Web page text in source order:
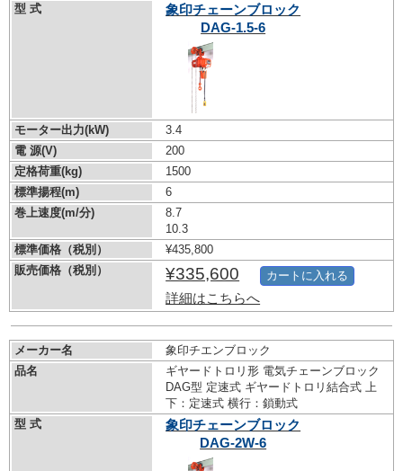
型 式
象印チェーンブロック
DAG-1.5-6
モーター出力(kW)
3.4
電 源(V)
200
定格荷重(kg)
1500
標準揚程(m)
6
巻上速度(m/分)
8.7
10.3
標準価格（税別）
¥435,800
販売価格（税別）
¥335,600
詳細はこちらへ
カートに入れる
メーカー名
象印チエンブロック
品名
ギヤードトロリ形 電気チェーンブロック
DAG型 定速式 ギヤードトロリ結合式 上
下：定速式 横行：鎖動式
型 式
象印チェーンブロック
DAG-2W-6